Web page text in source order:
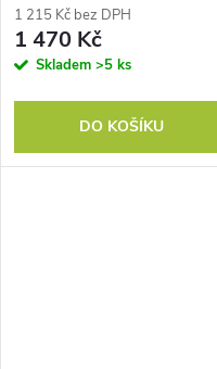
pokoje/ložnice (bez žárovky)
1 215 Kč bez DPH
1 470 Kč
Skladem >5 ks
DO KOŠÍKU